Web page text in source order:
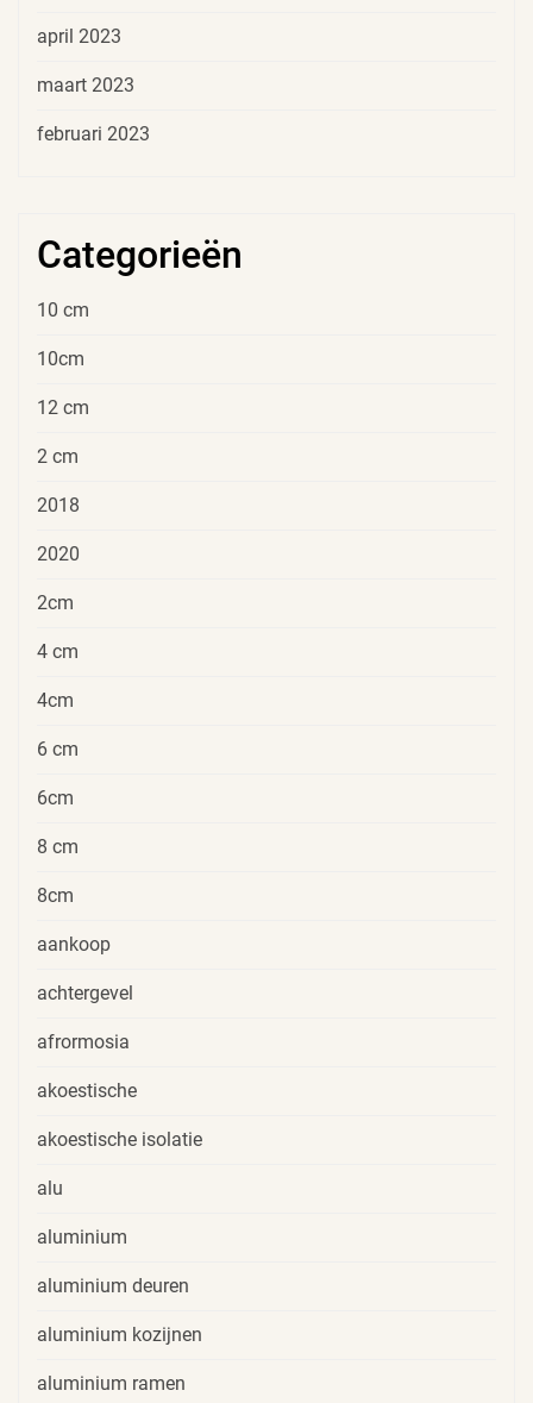
april 2023
maart 2023
februari 2023
Categorieën
10 cm
10cm
12 cm
2 cm
2018
2020
2cm
4 cm
4cm
6 cm
6cm
8 cm
8cm
aankoop
achtergevel
afrormosia
akoestische
akoestische isolatie
alu
aluminium
aluminium deuren
aluminium kozijnen
aluminium ramen